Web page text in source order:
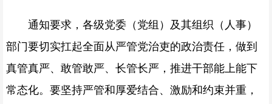
通知要求，各级党委（党组）及其组织（人事）
部门要切实扛起全面从严管党治吏的政治责任，做到
真管真严、敢管敢严、长管长严，推进干部能上能下
常态化。要坚持严管和厚爱结合、激励和约束并重，